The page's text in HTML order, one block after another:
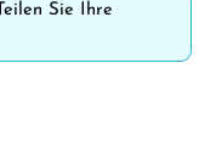
Sie Ihre